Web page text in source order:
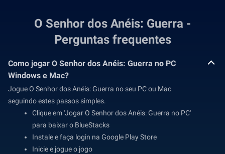
O Senhor dos Anéis: Guerra -
Perguntas frequentes
Como jogar O Senhor dos Anéis: Guerra no PC
Windows e Mac?
Jogue O Senhor dos Anéis: Guerra no seu PC ou Mac
seguindo estes passos simples.
Clique em 'Jogar O Senhor dos Anéis: Guerra no PC'
para baixar o BlueStacks
Instale e faça login na Google Play Store
Inicie e jogue o jogo